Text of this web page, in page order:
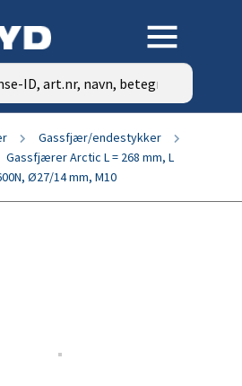
Gassfjær/endestykker
Gassfjærer Arctic L = 268 mm, L
Ø27/14 mm, M10